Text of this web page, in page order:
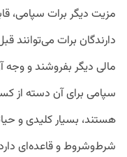
مزیت دیگر برات سپامی،
دارندگان برات می‌توانند
مالی دیگر بفروشند و وجه
سپامی برای آن دسته از
هستند، بسیار کلیدی و
شرط‌و‌شروط و قاعده‌ای